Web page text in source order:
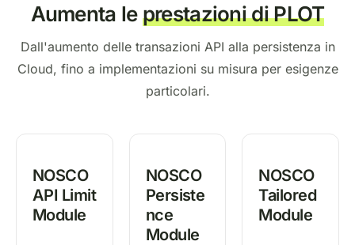
Aumenta leprestazioni di PLOT
Dall'aumento delle transazioni API alla persistenza in
Cloud, fino a implementazioni su misura per esigenze
particolari.
NOSCO
API Limit
Module
NOSCO
Persiste
nce
Module
NOSCO
Tailored
Module